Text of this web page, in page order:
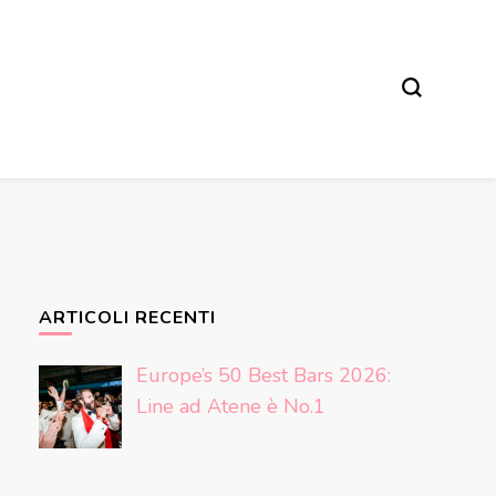
ARTICOLI RECENTI
Europe’s 50 Best Bars 2026:
Line ad Atene è No.1